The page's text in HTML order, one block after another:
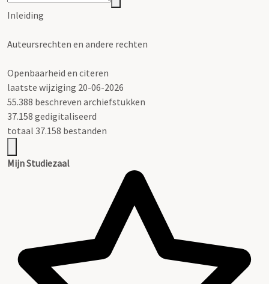
Inleiding
Auteursrechten en andere rechten
Openbaarheid en citeren
laatste wijziging 20-06-2026
55.388 beschreven archiefstukken
37.158 gedigitaliseerd
totaal 37.158 bestanden
Mijn Studiezaal